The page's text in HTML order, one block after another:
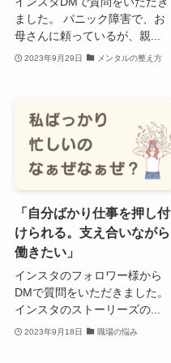
ました。 パニック障害で、お
母さんに頼っているが、親...
2023年9月29日 メンタルの整え方
「自分ばかり仕事を押し付
けられる。支え合いながら
働きたい」
インスタのフォロワー様から
DMで質問をいただきました。
インスタのストーリーズの...
2023年9月18日 職場の悩み